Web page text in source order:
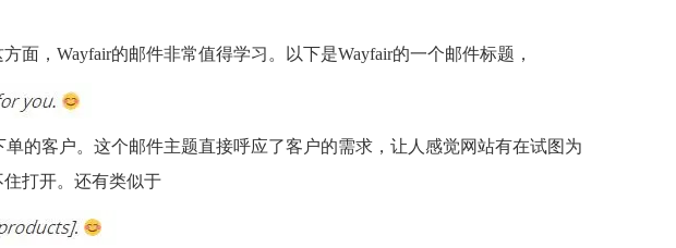
，Wayfair的邮件非常值得学习。以下是Wayfair的一个邮件标题，
的客户。这个邮件主题直接呼应了客户的需求，让人感觉网站有在试图为
打开。 还有类似于